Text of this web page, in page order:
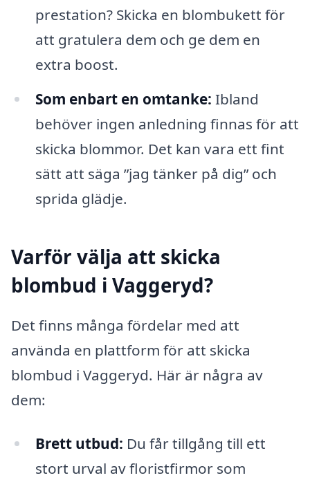
prestation? Skicka en blombukett för
att gratulera dem och ge dem en
extra boost.
Som enbart en omtanke: Ibland
behöver ingen anledning finnas för att
skicka blommor. Det kan vara ett fint
sätt att säga ”jag tänker på dig” och
sprida glädje.
Varför välja att skicka
blombud i Vaggeryd?
Det finns många fördelar med att
använda en plattform för att skicka
blombud i Vaggeryd. Här är några av
dem:
Brett utbud: Du får tillgång till ett
stort urval av floristfirmor som